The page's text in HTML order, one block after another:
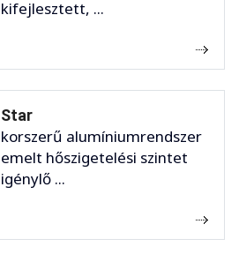
kifejlesztett, ...
Star
korszerű alumíniumrendszer
emelt hőszigetelési szintet
igénylő ...